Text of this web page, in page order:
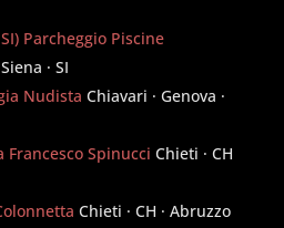
Parcheggio Piscine
· SI
Nudista Chiavari · Genova ·
Francesco Spinucci Chieti · CH
Chieti · CH · Abruzzo